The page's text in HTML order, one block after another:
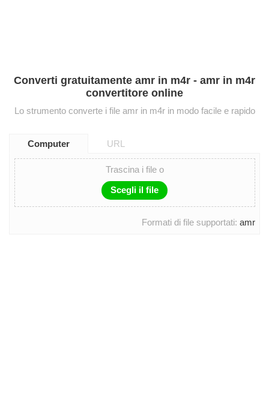
Converti gratuitamente amr in m4r - amr in m4r
convertitore online
Lo strumento converte i file amr in m4r in modo facile e rapido
Computer URL
Trascina i file o
Scegli il file
Formati di file supportati: amr